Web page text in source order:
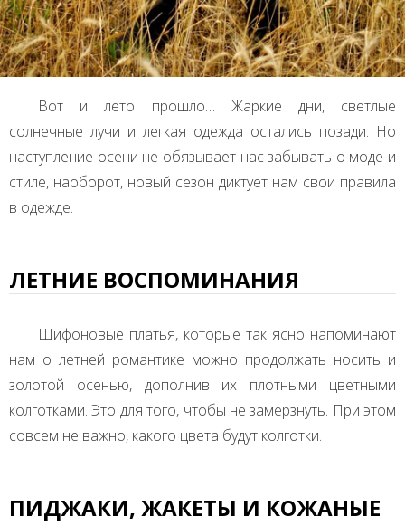
Вот и лето прошло… Жаркие дни, светлые
солнечные лучи и легкая одежда остались позади. Но
наступление осени не обязывает нас забывать о моде и
стиле, наоборот, новый сезон диктует нам свои правила
в одежде.
ЛЕТНИЕ ВОСПОМИНАНИЯ
Шифоновые платья, которые так ясно напоминают
нам о летней романтике можно продолжать носить и
золотой осенью, дополнив их плотными цветными
колготками. Это для того, чтобы не замерзнуть. При этом
совсем не важно, какого цвета будут колготки.
ПИДЖАКИ, ЖАКЕТЫ И КОЖАНЫЕ